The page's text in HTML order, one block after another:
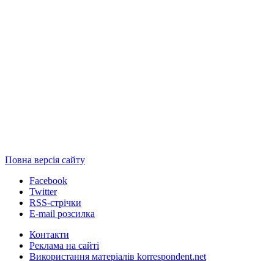
Повна версія сайту
Facebook
Twitter
RSS-стрічки
E-mail розсилка
Контакти
Реклама на сайті
Використання матеріалів korrespondent.net